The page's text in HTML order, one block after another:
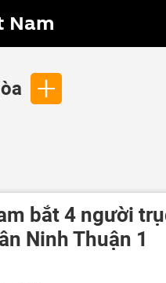
Nam
bắt 4 người
Ninh Thuận 1